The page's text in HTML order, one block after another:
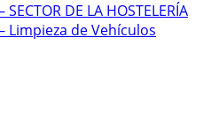
SECTOR DE LA HOSTELERÍA
Limpieza de Vehículos